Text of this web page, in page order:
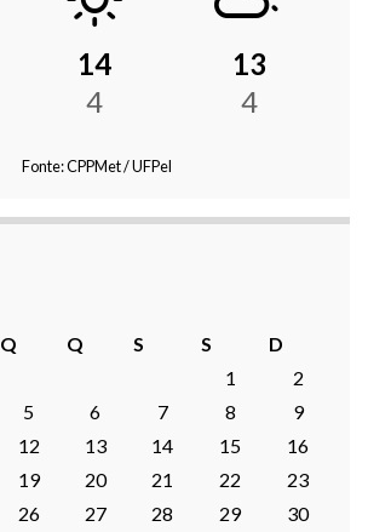
14
4
13
4
Fonte: CPPMet / UFPel
Q Q S S
D
1
2
5 6 7 8
9
12 13 14 15
16
19 20 21 22
23
26 27 28 29
30